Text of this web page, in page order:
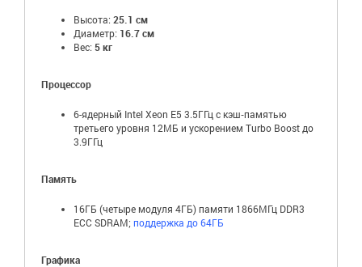
Высота: 25.1 см
Диаметр: 16.7 см
Вес: 5 кг
Процессор
6-ядерный Intel Xeon E5 3.5ГГц с кэш‑памятью
третьего уровня 12МБ и ускорением Turbo Boost до
3.9ГГц
Память
16ГБ (четыре модуля 4ГБ) памяти 1866МГц DDR3
ECC SDRAM; поддержка до 64ГБ
Графика